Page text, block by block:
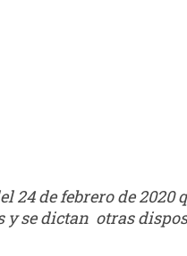
de febrero de 2020
se dictan otras